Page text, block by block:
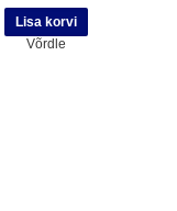
Võrdle